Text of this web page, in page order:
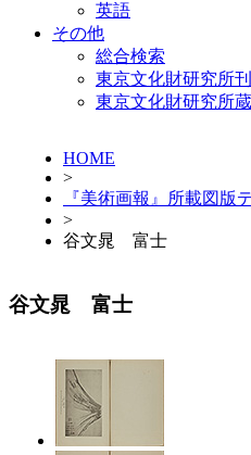
英語
その他
総合検索
東京文化財研究所
東京文化財研究所
HOME
>
『美術画報』所載図版
>
谷文晁 富士
谷文晁 富士